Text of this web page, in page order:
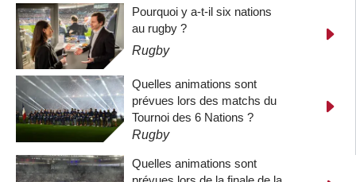
Pourquoi y a-t-il six nations
au rugby ?
Rugby
Quelles animations sont
prévues lors des matchs du
Tournoi des 6 Nations ?
Rugby
Quelles animations sont